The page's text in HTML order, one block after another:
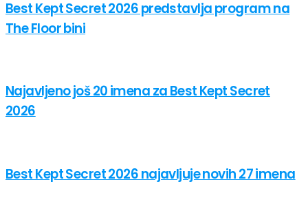
Best Kept Secret 2026 predstavlja program na
The Floor bini
Najavljeno još 20 imena za Best Kept Secret
2026
Best Kept Secret 2026 najavljuje novih 27 imena